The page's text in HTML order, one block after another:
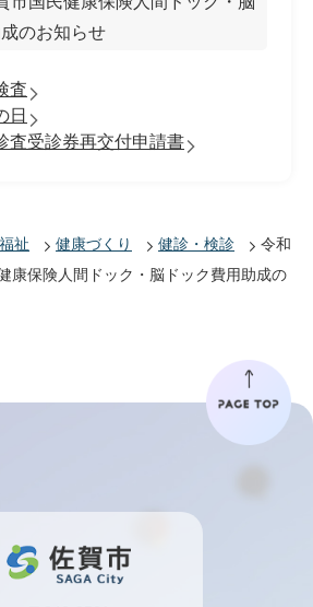
のお知らせ
査
日
査受診券再交付申請書
祉 健康づくり 健診・検診
令和
康保険人間ドック・脳ドック費用助成の